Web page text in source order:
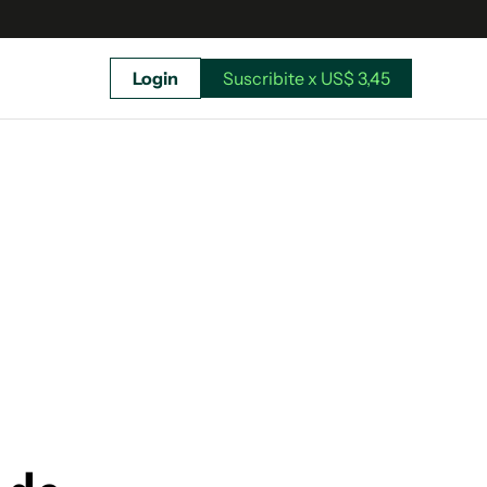
Login Suscribite x US$ 3,45